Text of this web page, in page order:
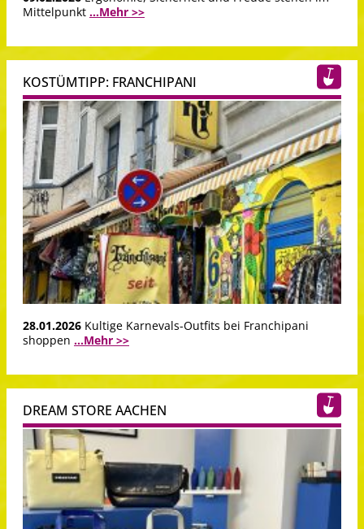
Mittelpunkt ...Mehr >>
KOSTÜMTIPP: FRANCHIPANI
28.01.2026 Kultige Karnevals-Outfits bei Franchipani
shoppen ...Mehr >>
DREAM STORE AACHEN